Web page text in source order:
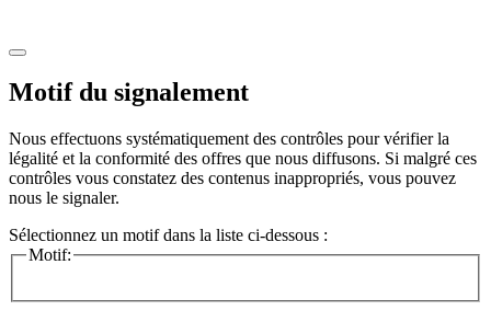
Motif du signalement
Nous effectuons systématiquement des contrôles pour vérifier la
légalité et la conformité des offres que nous diffusons. Si malgré ces
contrôles vous constatez des contenus inappropriés, vous pouvez
nous le signaler.
Sélectionnez un motif dans la liste ci-dessous :
Motif: